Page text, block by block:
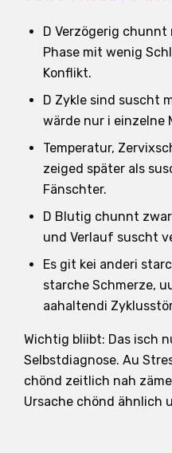
D Verzögerig chunnt
Phase mit wenig
Konflikt.
D Zykle sind suscht
wärde nur i einzelne
Temperatur,
zeiged später als
Fänschter.
D Blutig chunnt
und Verlauf suscht
Es git kei anderi
starche Schmerze,
aahaltendi
Wichtig bliibt: Das isch
Selbstdiagnose. Au
chönd zeitlich nah
Ursache chönd ähnlich